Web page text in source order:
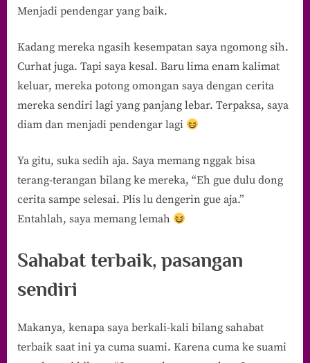
Menjadi pendengar yang baik.
Kadang mereka ngasih kesempatan saya ngomong sih.
Curhat juga. Tapi saya kesal. Baru lima enam kalimat
keluar, mereka potong omongan saya dengan cerita
mereka sendiri lagi yang panjang lebar. Terpaksa, saya
diam dan menjadi pendengar lagi
Ya gitu, suka sedih aja. Saya memang nggak bisa
terang-terangan bilang ke mereka, “Eh gue dulu dong
cerita sampe selesai. Plis lu dengerin gue aja.”
Entahlah, saya memang lemah
Sahabat terbaik, pasangan
sendiri
Makanya, kenapa saya berkali-kali bilang sahabat
terbaik saat ini ya cuma suami. Karena cuma ke suami